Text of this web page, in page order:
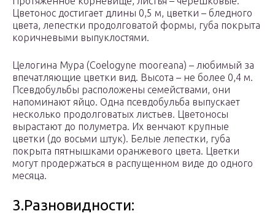
Цветонос достигает длины 0,5 м, цветки – бледного
цвета, лепестки продолговатой формы, губа покрыта
коричневыми выпуклостями.
Целогина Мура (Coelogyne mooreana) – любимый за
впечатляющие цветки вид. Высота – не более 0,4 м.
Псевдобульбы расположены семействами, они
напоминают яйцо. Одна псевдобульба выпускает
несколько продолговатых листьев. Цветоносы
вырастают до полуметра. Их венчают крупные
цветки (до восьми штук). Белые лепестки, губа
покрыта пятнышками оранжевого цвета. Цветки
могут продержаться в распущенном виде до одного
месяца.
3.Разновидности: